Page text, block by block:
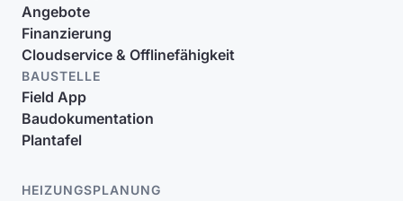
Angebote
Finanzierung
Cloudservice & Offlinefähigkeit
BAUSTELLE
Field App
Baudokumentation
Plantafel
HEIZUNGSPLANUNG